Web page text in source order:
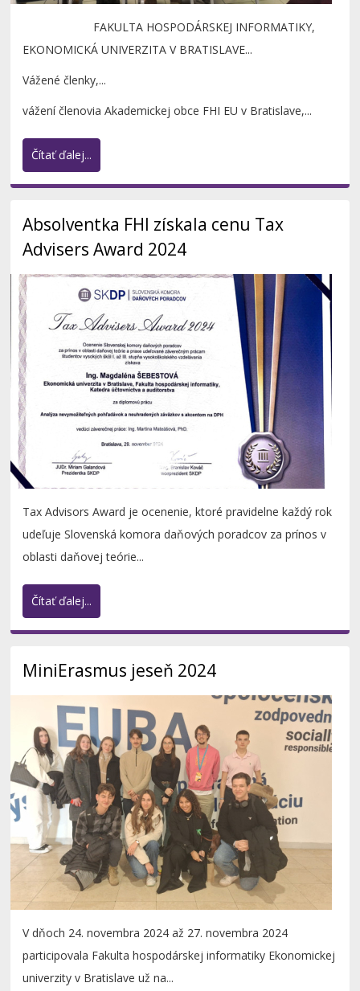
FAKULTA HOSPODÁRSKEJ INFORMATIKY,
EKONOMICKÁ UNIVERZITA V BRATISLAVE...
Vážené členky,...
vážení členovia Akademickej obce FHI EU v Bratislave,...
Čítať ďalej...
Absolventka FHI získala cenu Tax
Advisers Award 2024
Tax Advisors Award je ocenenie, ktoré pravidelne každý rok
udeľuje Slovenská komora daňových poradcov za prínos v
oblasti daňovej teórie...
Čítať ďalej...
MiniErasmus jeseň 2024
V dňoch 24. novembra 2024 až 27. novembra 2024
participovala Fakulta hospodárskej informatiky Ekonomickej
univerzity v Bratislave už na...